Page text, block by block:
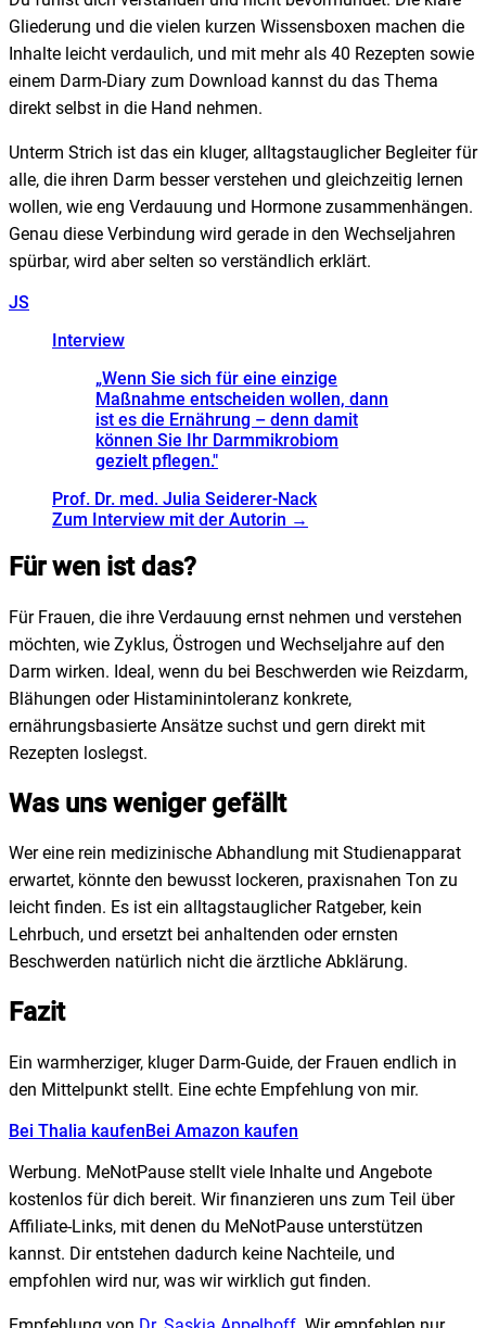
Gliederung und die vielen kurzen Wissensboxen machen die
Inhalte leicht verdaulich, und mit mehr als 40 Rezepten sowie
einem Darm-Diary zum Download kannst du das Thema
direkt selbst in die Hand nehmen.
Unterm Strich ist das ein kluger, alltagstauglicher Begleiter für
alle, die ihren Darm besser verstehen und gleichzeitig lernen
wollen, wie eng Verdauung und Hormone zusammenhängen.
Genau diese Verbindung wird gerade in den Wechseljahren
spürbar, wird aber selten so verständlich erklärt.
JS
Interview
„Wenn Sie sich für eine einzige
Maßnahme entscheiden wollen, dann
ist es die Ernährung – denn damit
können Sie Ihr Darmmikrobiom
gezielt pflegen."
Prof. Dr. med. Julia Seiderer-Nack
Zum Interview mit der Autorin →
Für wen ist das?
Für Frauen, die ihre Verdauung ernst nehmen und verstehen
möchten, wie Zyklus, Östrogen und Wechseljahre auf den
Darm wirken. Ideal, wenn du bei Beschwerden wie Reizdarm,
Blähungen oder Histaminintoleranz konkrete,
ernährungsbasierte Ansätze suchst und gern direkt mit
Rezepten loslegst.
Was uns weniger gefällt
Wer eine rein medizinische Abhandlung mit Studienapparat
erwartet, könnte den bewusst lockeren, praxisnahen Ton zu
leicht finden. Es ist ein alltagstauglicher Ratgeber, kein
Lehrbuch, und ersetzt bei anhaltenden oder ernsten
Beschwerden natürlich nicht die ärztliche Abklärung.
Fazit
Ein warmherziger, kluger Darm-Guide, der Frauen endlich in
den Mittelpunkt stellt. Eine echte Empfehlung von mir.
Bei Thalia kaufen Bei Amazon kaufen
Werbung. MeNotPause stellt viele Inhalte und Angebote
kostenlos für dich bereit. Wir finanzieren uns zum Teil über
Affiliate-Links, mit denen du MeNotPause unterstützen
kannst. Dir entstehen dadurch keine Nachteile, und
empfohlen wird nur, was wir wirklich gut finden.